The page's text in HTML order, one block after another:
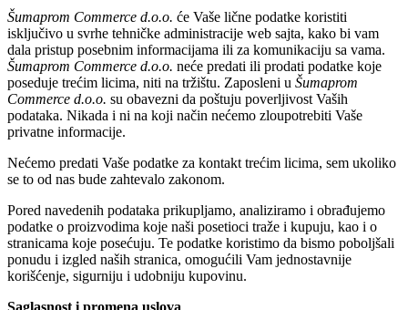
Šumaprom Commerce d.o.o. će Vaše lične podatke koristiti
isključivo u svrhe tehničke administracije web sajta, kako bi vam
dala pristup posebnim informacijama ili za komunikaciju sa vama.
Šumaprom Commerce d.o.o. neće predati ili prodati podatke koje
poseduje trećim licima, niti na tržištu. Zaposleni u Šumaprom
Commerce d.o.o. su obavezni da poštuju poverljivost Vaših
podataka. Nikada i ni na koji način nećemo zloupotrebiti Vaše
privatne informacije.
Nećemo predati Vaše podatke za kontakt trećim licima, sem ukoliko
se to od nas bude zahtevalo zakonom.
Pored navedenih podataka prikupljamo, analiziramo i obrađujemo
podatke o proizvodima koje naši posetioci traže i kupuju, kao i o
stranicama koje posećuju. Te podatke koristimo da bismo poboljšali
ponudu i izgled naših stranica, omogućili Vam jednostavnije
korišćenje, sigurniju i udobniju kupovinu.
Saglasnost i promena uslova